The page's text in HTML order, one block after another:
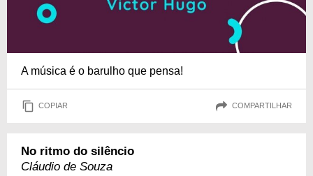
A música é o barulho que pensa!
COPIAR COMPARTILHAR
No ritmo do silêncio
Cláudio de Souza